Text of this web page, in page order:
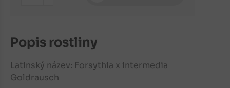
Popis rostliny
Latinský název: Forsythia x intermedia
Goldrausch